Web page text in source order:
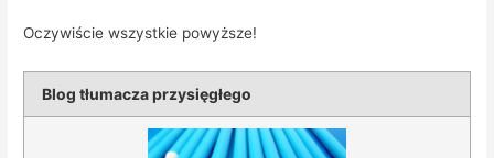
Oczywiście wszystkie powyższe!
Blog tłumacza przysięgłego